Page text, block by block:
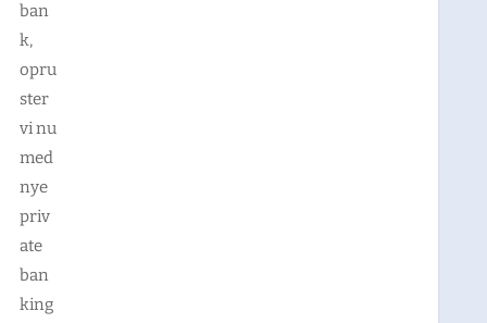
ban
k,
opru
ster
vi nu
med
nye
priv
ate
ban
king